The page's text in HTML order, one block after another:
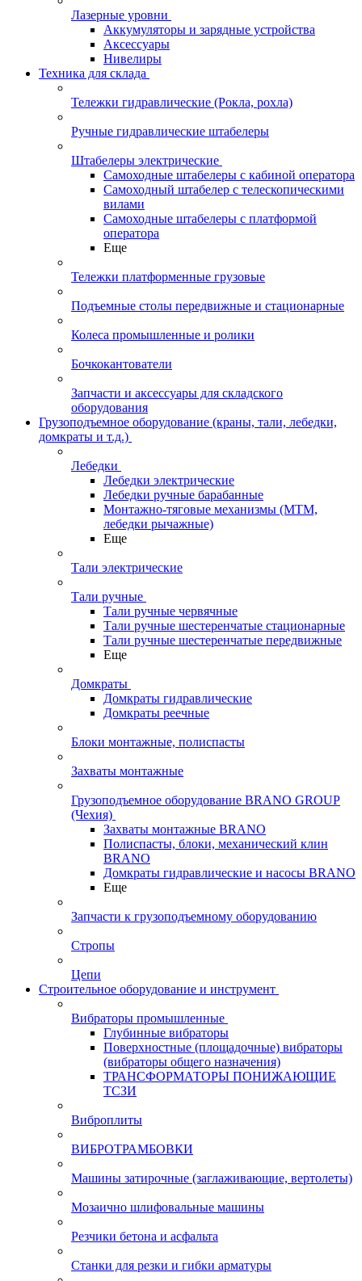
Лазерные уровни
Аккумуляторы и зарядные устройства
Аксессуары
Нивелиры
Техника для склада
Тележки гидравлические (Рокла, рохла)
Ручные гидравлические штабелеры
Штабелеры электрические
Самоходные штабелеры с кабиной оператора
Самоходный штабелер с телескопическими
вилами
Самоходные штабелеры с платформой
оператора
Еще
Тележки платформенные грузовые
Подъемные столы передвижные и стационарные
Колеса промышленные и ролики
Бочкокантователи
Запчасти и аксессуары для складского
оборудования
Грузоподъемное оборудование (краны, тали, лебедки,
домкраты и т.д.)
Лебедки
Лебедки электрические
Лебедки ручные барабанные
Монтажно-тяговые механизмы (МТМ,
лебедки рычажные)
Еще
Тали электрические
Тали ручные
Тали ручные червячные
Тали ручные шестеренчатые стационарные
Тали ручные шестеренчатые передвижные
Еще
Домкраты
Домкраты гидравлические
Домкраты реечные
Блоки монтажные, полиспасты
Захваты монтажные
Грузоподъемное оборудование BRANO GROUP
(Чехия)
Захваты монтажные BRANO
Полиспасты, блоки, механический клин
BRANO
Домкраты гидравлические и насосы BRANO
Еще
Запчасти к грузоподъемному оборудованию
Стропы
Цепи
Строительное оборудование и инструмент
Вибраторы промышленные
Глубинные вибраторы
Поверхностные (площадочные) вибраторы
(вибраторы общего назначения)
ТРАНСФОРМАТОРЫ ПОНИЖАЮЩИЕ
ТСЗИ
Виброплиты
ВИБРОТРАМБОВКИ
Машины затирочные (заглаживающие, вертолеты)
Мозаично шлифовальные машины
Резчики бетона и асфальта
Станки для резки и гибки арматуры